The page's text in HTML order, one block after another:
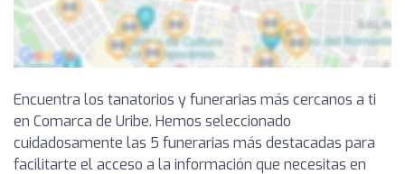
Encuentra los tanatorios y funerarias más cercanos a ti
en Comarca de Uribe. Hemos seleccionado
cuidadosamente las 5 funerarias más destacadas para
facilitarte el acceso a la información que necesitas en